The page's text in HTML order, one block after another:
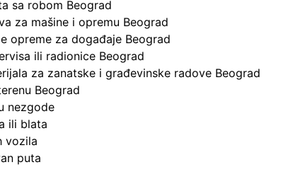
sa robom Beograd
za mašine i opremu Beograd
opreme za događaje Beograd
ili radionice Beograd
za zanatske i građevinske radove Beograd
Beograd
nezgode
ili blata
vozila
puta